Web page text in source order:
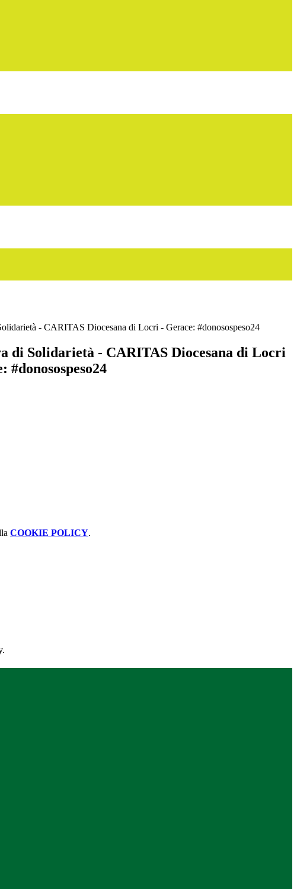
- CARITAS Diocesana di Locri - Gerace: #donosospeso24
di Solidarietà - CARITAS Diocesana di Locri
#donosospeso24
COOKIE POLICY.